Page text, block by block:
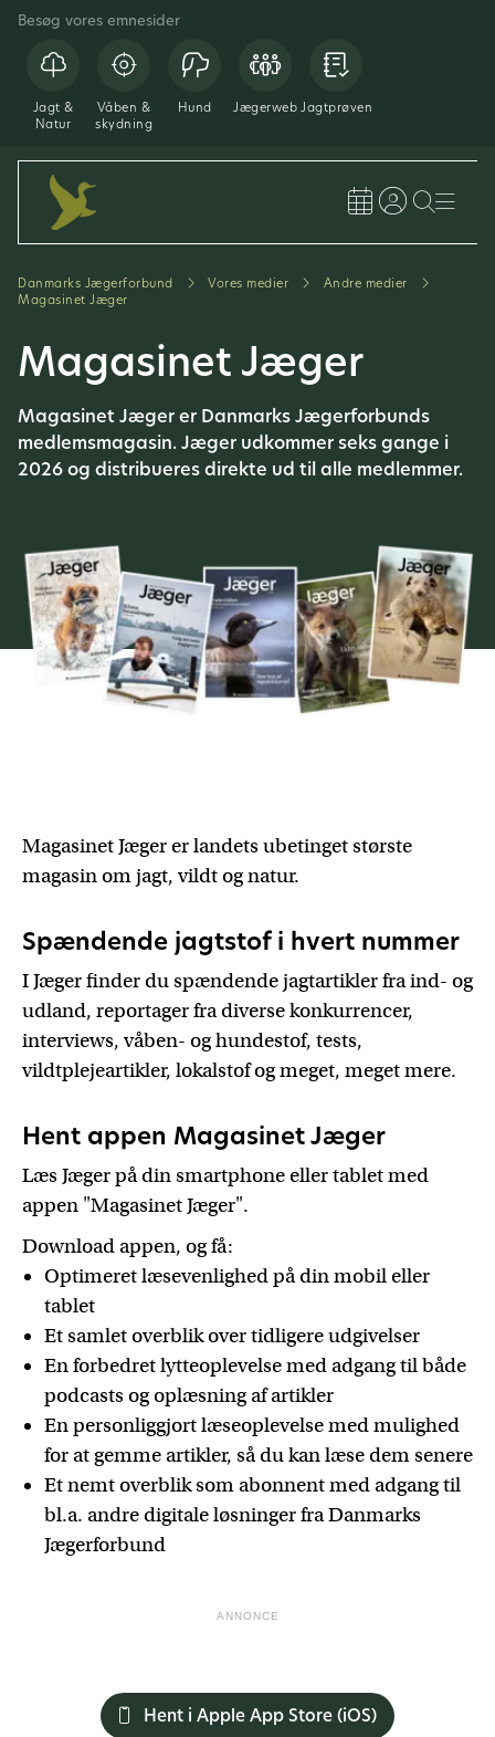
Besøg vores emnesider
Jagt &
Natur
Våben &
skydning
Hund Jægerweb Jagtprøven
Danmarks Jægerforbund Vores medier
Andre medier
Magasinet Jæger
Magasinet Jæger
Magasinet Jæger er Danmarks Jægerforbunds
medlemsmagasin. Jæger udkommer seks gange i
2026 og distribueres direkte ud til alle medlemmer.
Magasinet Jæger er landets ubetinget største
magasin om jagt, vildt og natur.
Spændende jagtstof i hvert nummer
I Jæger finder du spændende jagtartikler fra ind- og
udland, reportager fra diverse konkurrencer,
interviews, våben- og hundestof, tests,
vildtplejeartikler, lokalstof og meget, meget mere.
Hent appen Magasinet Jæger
Læs Jæger på din smartphone eller tablet med
appen "Magasinet Jæger".
Download appen, og få:
Optimeret læsevenlighed på din mobil eller
tablet
Et samlet overblik over tidligere udgivelser
En forbedret lytteoplevelse med adgang til både
podcasts og oplæsning af artikler
En personliggjort læseoplevelse med mulighed
for at gemme artikler, så du kan læse dem senere
Et nemt overblik som abonnent med adgang til
bl.a. andre digitale løsninger fra Danmarks
Jægerforbund
ANNONCE
Hent i Apple App Store (iOS)